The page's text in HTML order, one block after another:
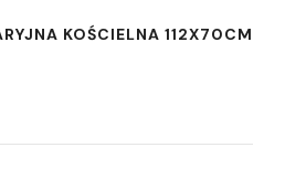
KOŚCIELNA 112X70CM